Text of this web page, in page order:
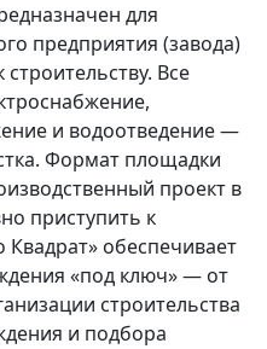
для
предприятия (завода)
Все
и водоотведение —
Формат площадки
проект в
приступить к
Квадрат» обеспечивает
«под ключ» — от
строительства
и подбора